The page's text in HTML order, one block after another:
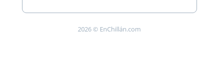
2026 © EnChillán.com